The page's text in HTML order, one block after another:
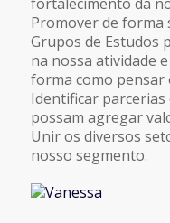
Promover de forma
Grupos de Estudos
na nossa atividade
forma como pensar
Identificar
possam agregar
Unir os diversos
nosso segmento.